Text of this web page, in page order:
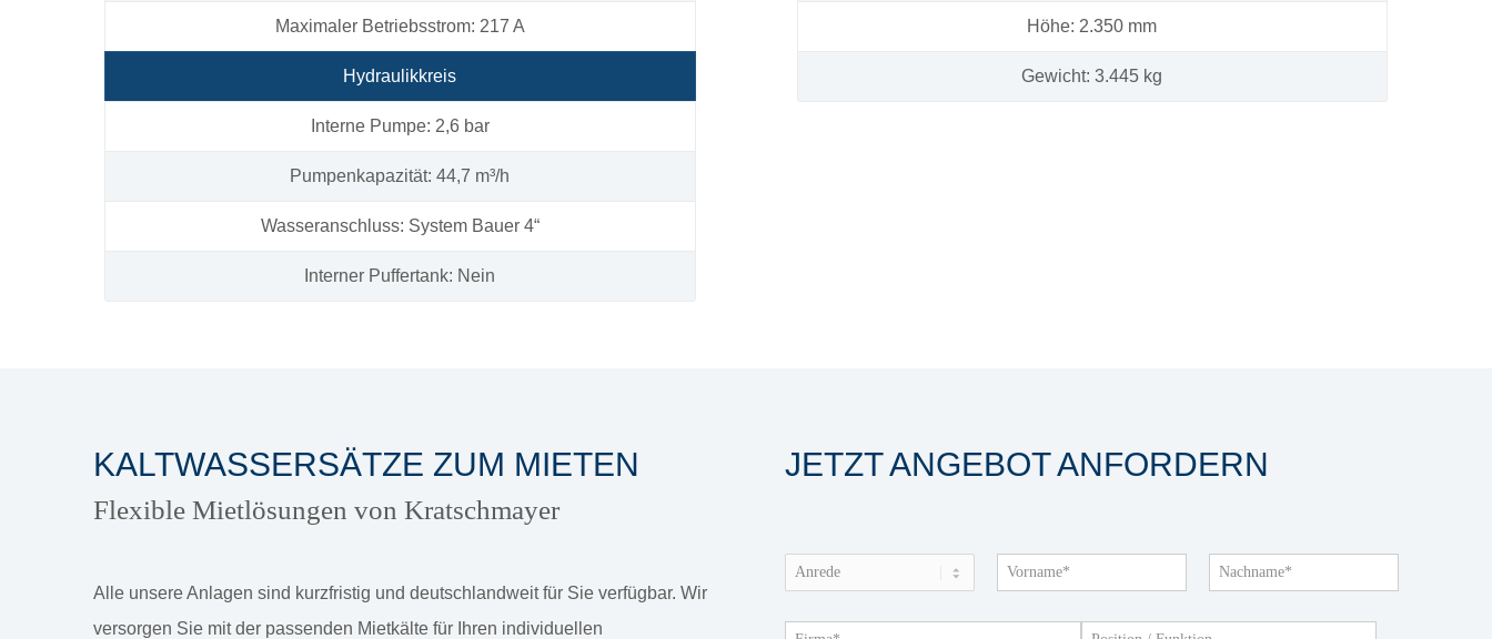
Maximaler Betriebsstrom: 217 A
Hydraulikkreis
Interne Pumpe: 2,6 bar
Pumpenkapazität: 44,7 m³/h
Wasseranschluss: System Bauer 4“
Interner Puffertank: Nein
Höhe: 2.350 mm
Gewicht: 3.445 kg
KALTWASSERSÄTZE ZUM MIETEN
Flexible Mietlösungen von Kratschmayer
Alle unsere Anlagen sind kurzfristig und deutschlandweit für Sie verfügbar. Wir
versorgen Sie mit der passenden Mietkälte für Ihren individuellen
JETZT ANGEBOT ANFORDERN